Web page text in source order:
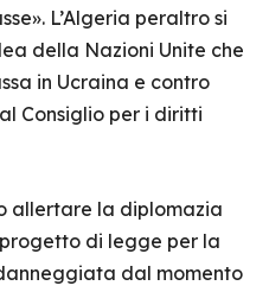
L’Algeria peraltro si
della Nazioni Unite che
in Ucraina e contro
Consiglio per i diritti
allertare la diplomazia
di legge per la
dal momento